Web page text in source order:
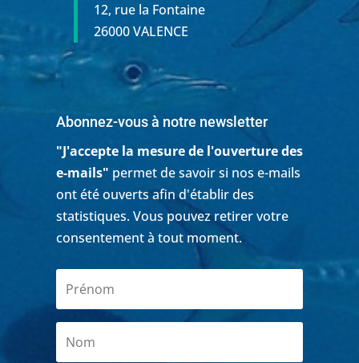
12, rue la Fontaine
26000 VALENCE
Abonnez-vous à notre newsletter
"J'accepte la mesure de l'ouverture des
e-mails" permet de savoir si nos e-mails
ont été ouverts afin d'établir des
statistiques. Vous pouvez retirer votre
consentement à tout moment.